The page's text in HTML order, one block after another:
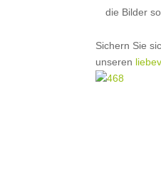
die Bilder
Sichern Sie
unseren